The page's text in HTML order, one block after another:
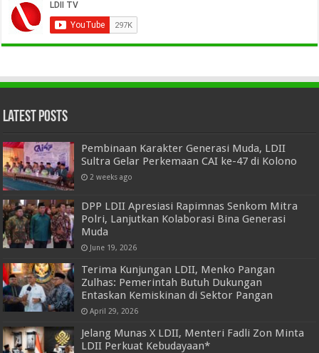
Latest Posts
Pembinaan Karakter Generasi Muda, LDII
Sultra Gelar Perkemaan CAI ke-47 di Kolono
2 weeks ago
DPP LDII Apresiasi Rapimnas Senkom Mitra
Polri, Lanjutkan Kolaborasi Bina Generasi
Muda
June 19, 2026
Terima Kunjungan LDII, Menko Pangan
Zulhas: Pemerintah Butuh Dukungan
Entaskan Kemiskinan di Sektor Pangan
April 29, 2026
Jelang Munas X LDII, Menteri Fadli Zon Minta
LDII Perkuat Kebudayaan*